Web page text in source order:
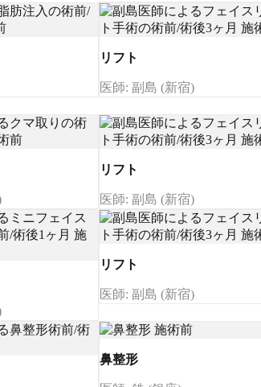
リフト
医師: 副島 (新宿)
リフト
医師: 副島 (新宿)
リフト
医師: 副島 (新宿)
鼻整形